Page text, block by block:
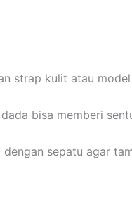
strap kulit atau model
bisa memberi
sepatu agar